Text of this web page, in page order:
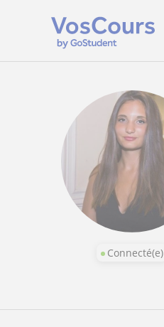
Connecté(e)